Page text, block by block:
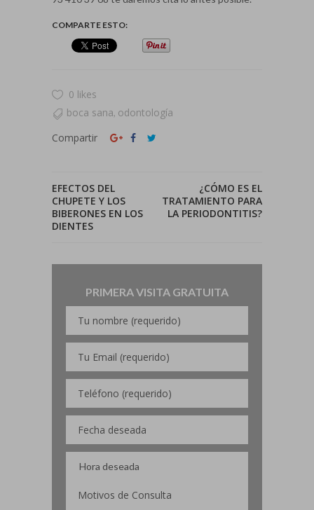
COMPARTE ESTO:
0 likes
boca sana, odontología
Compartir
EFECTOS DEL
CHUPETE Y LOS
BIBERONES EN LOS
DIENTES
¿CÓMO ES EL
TRATAMIENTO PARA
LA PERIODONTITIS?
PRIMERA VISITA GRATUITA